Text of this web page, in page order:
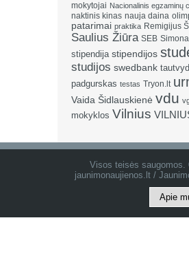
mokytojai Nacionalinis egzaminų
naktinis kinas nauja daina
patarimai praktika Remigijus
Saulius Žiūra SEB
stipendija stipendijos
studijos swedbank
padgurskas testas Tryon.lt
Vaida Šidlauskienė vdu
mokyklos Vilnius
Visos teisės saugomos.
jaunimonaujienos.lt /